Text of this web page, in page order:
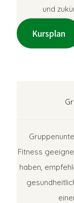
und
Kursplan
Fitness
haben,